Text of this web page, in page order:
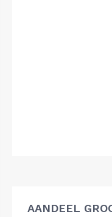
AANDEEL